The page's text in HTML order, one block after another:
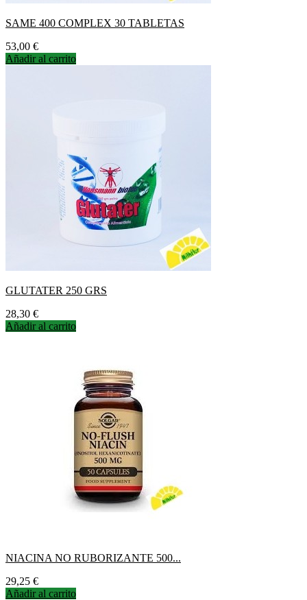
SAME 400 COMPLEX 30 TABLETAS
Precio
53,00 €
Añadir al carrito
GLUTATER 250 GRS
Precio
28,30 €
Añadir al carrito
NIACINA NO RUBORIZANTE 500...
Precio
29,25 €
Añadir al carrito